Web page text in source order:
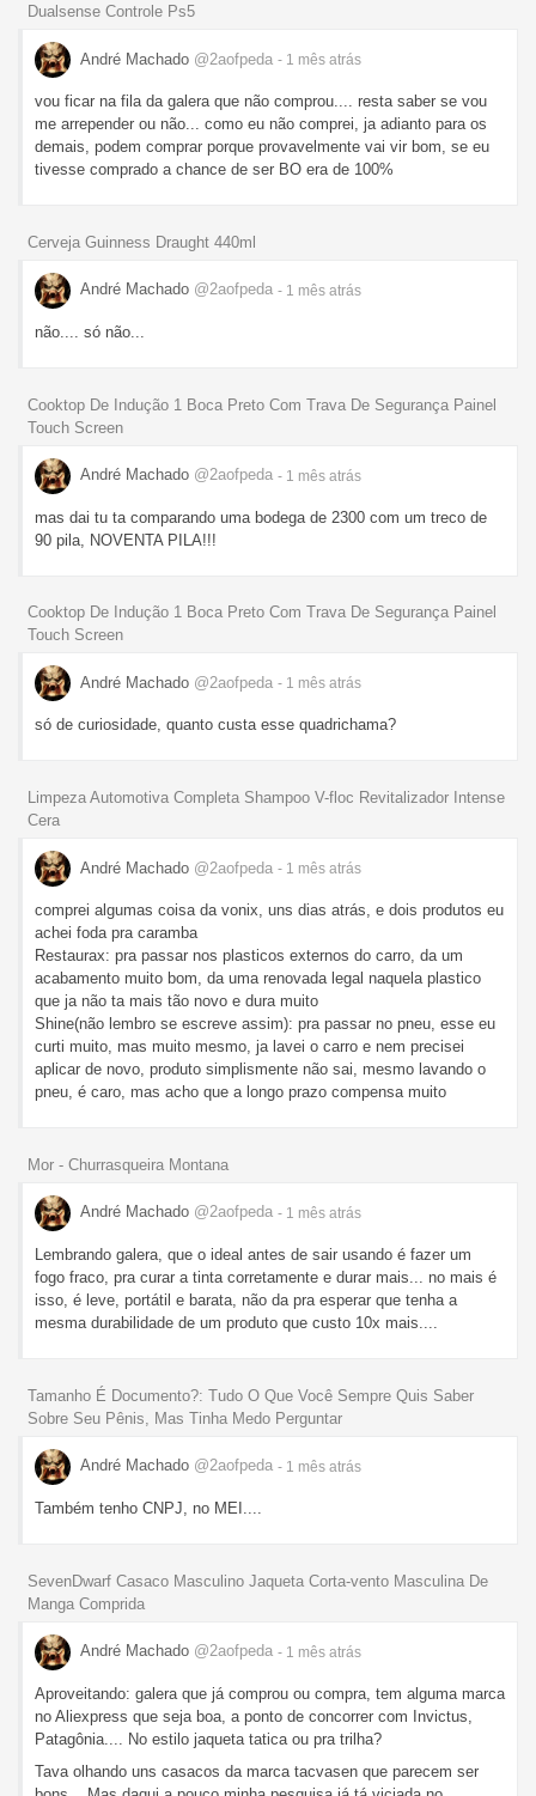
Dualsense Controle Ps5
André Machado @2aofpeda - 1 mês atrás
vou ficar na fila da galera que não comprou.... resta saber se vou
me arrepender ou não... como eu não comprei, ja adianto para os
demais, podem comprar porque provavelmente vai vir bom, se eu
tivesse comprado a chance de ser BO era de 100%
Cerveja Guinness Draught 440ml
André Machado @2aofpeda - 1 mês atrás
não.... só não...
Cooktop De Indução 1 Boca Preto Com Trava De Segurança Painel
Touch Screen
André Machado @2aofpeda - 1 mês atrás
mas dai tu ta comparando uma bodega de 2300 com um treco de
90 pila, NOVENTA PILA!!!
Cooktop De Indução 1 Boca Preto Com Trava De Segurança Painel
Touch Screen
André Machado @2aofpeda - 1 mês atrás
só de curiosidade, quanto custa esse quadrichama?
Limpeza Automotiva Completa Shampoo V-floc Revitalizador Intense
Cera
André Machado @2aofpeda - 1 mês atrás
comprei algumas coisa da vonix, uns dias atrás, e dois produtos eu
achei foda pra caramba
Restaurax: pra passar nos plasticos externos do carro, da um
acabamento muito bom, da uma renovada legal naquela plastico
que ja não ta mais tão novo e dura muito
Shine(não lembro se escreve assim): pra passar no pneu, esse eu
curti muito, mas muito mesmo, ja lavei o carro e nem precisei
aplicar de novo, produto simplismente não sai, mesmo lavando o
pneu, é caro, mas acho que a longo prazo compensa muito
Mor - Churrasqueira Montana
André Machado @2aofpeda - 1 mês atrás
Lembrando galera, que o ideal antes de sair usando é fazer um
fogo fraco, pra curar a tinta corretamente e durar mais... no mais é
isso, é leve, portátil e barata, não da pra esperar que tenha a
mesma durabilidade de um produto que custo 10x mais....
Tamanho É Documento?: Tudo O Que Você Sempre Quis Saber
Sobre Seu Pênis, Mas Tinha Medo Perguntar
André Machado @2aofpeda - 1 mês atrás
Também tenho CNPJ, no MEI....
SevenDwarf Casaco Masculino Jaqueta Corta-vento Masculina De
Manga Comprida
André Machado @2aofpeda - 1 mês atrás
Aproveitando: galera que já comprou ou compra, tem alguma marca
no Aliexpress que seja boa, a ponto de concorrer com Invictus,
Patagônia.... No estilo jaqueta tatica ou pra trilha?
Tava olhando uns casacos da marca tacvasen que parecem ser